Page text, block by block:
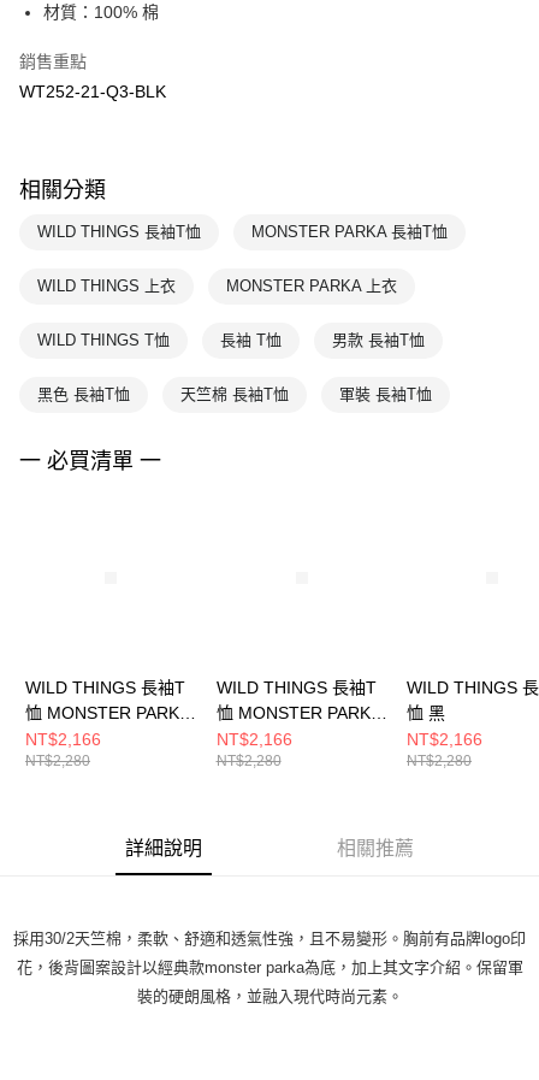
每筆NT$100，滿NT$1,500(含以上)免運費
材質：100% 棉
銷售重點
WT252-21-Q3-BLK
相關分類
WILD THINGS 長袖T恤 MONSTER PARKA 長袖T恤
WILD THINGS 上衣 MONSTER PARKA 上衣
WILD THINGS T恤 長袖 T恤 男款 長袖T恤
黑色 長袖T恤 天竺棉 長袖T恤 軍裝 長袖T恤
一 必買清單 一
WILD THINGS 長袖T
恤 MONSTER PARKA
白
NT$2,166
NT$2,280
WILD THINGS 長袖T
恤 MONSTER PARKA
淺棕
NT$2,166
NT$2,280
WILD THINGS
恤 黑
NT$2,166
NT$2,280
詳細說明 相關推薦
採用30/2天竺棉，柔軟、舒適和透氣性強，且不易變形。胸前有品牌logo印
花，後背圖案設計以經典款monster parka為底，加上其文字介紹。保留軍
裝的硬朗風格，並融入現代時尚元素。